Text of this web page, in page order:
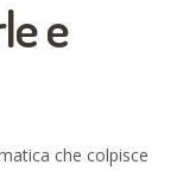
e
che colpisce